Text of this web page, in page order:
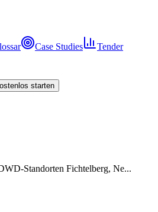
Case Studies
Tender
starten
Standorten Fichtelberg, Ne...